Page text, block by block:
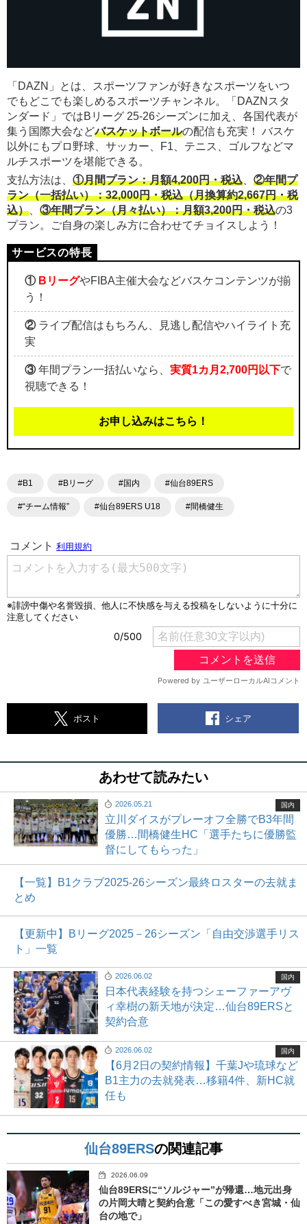
「DAZN」とは、スポーツファンが好きなスポーツをいつ
でもどこでも楽しめるスポーツチャンネル。「DAZNスタ
ンダード」ではBリーグ 25-26シーズンに加え、各国代表が
集う国際大会などバスケットボールの配信も充実！ バスケ
以外にもプロ野球、サッカー、F1、テニス、ゴルフなどマ
ルチスポーツを堪能できる。
支払方法は、 ①月間プラン：月額4,200円・税込、 ②年間プ
ラン（一括払い）：32,000円・税込（月換算約2,667円・税
込）、 ③年間プラン（月々払い）：月額3,200円・税込の3
プラン。ご自身の楽しみ方に合わせてチョイスしよう！
① BリーグやFIBA主催大会などバスケコンテンツが揃
う！
②ライブ配信はもちろん、見逃し配信やハイライト充
実
③年間プラン一括払いなら、 実質1カ月2,700円以下で
視聴できる！
お申し込みはこちら！
#B1 #Bリーグ #国内 #仙台89ERS
#“チーム情報” #仙台89ERS U18 #間橋健生
ポスト シェア
あわせて読みたい
2026.05.21
立川ダイスがプレーオフ全勝でB3年間
優勝…間橋健生HC「選手たちに優勝監
督にしてもらった」
国内
【一覧】B1クラブ2025-26シーズン最終ロスターの去就ま
とめ
【更新中】Bリーグ2025－26シーズン「自由交渉選手リス
ト」一覧
2026.06.02
日本代表経験を持つシェーファーアヴ
ィ幸樹の新天地が決定…仙台89ERSと
契約合意
国内
2026.06.02
【6月2日の契約情報】千葉Jや琉球など
B1主力の去就発表…移籍4件、新HC就
任も
国内
仙台89ERSの関連記事
2026.06.09
仙台89ERSに“ソルジャー”が帰還…地元出身
の片岡大晴と契約合意「この愛すべき宮城・仙
台の地で」